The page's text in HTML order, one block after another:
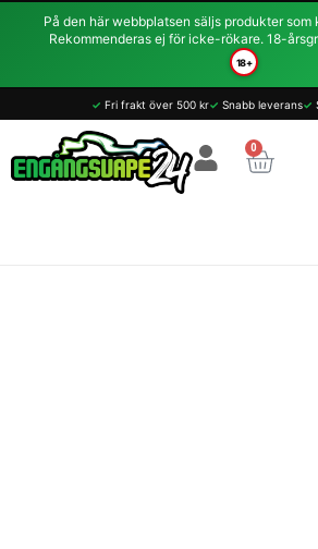
På den här webbplatsen säljs produkter
Rekommenderas ej för icke-rökare. 18-
18+
Hoppa
✓ Fri frakt över 500 kr✓ Snabb leverans✓
0
MAX
Mesh
-
Orange